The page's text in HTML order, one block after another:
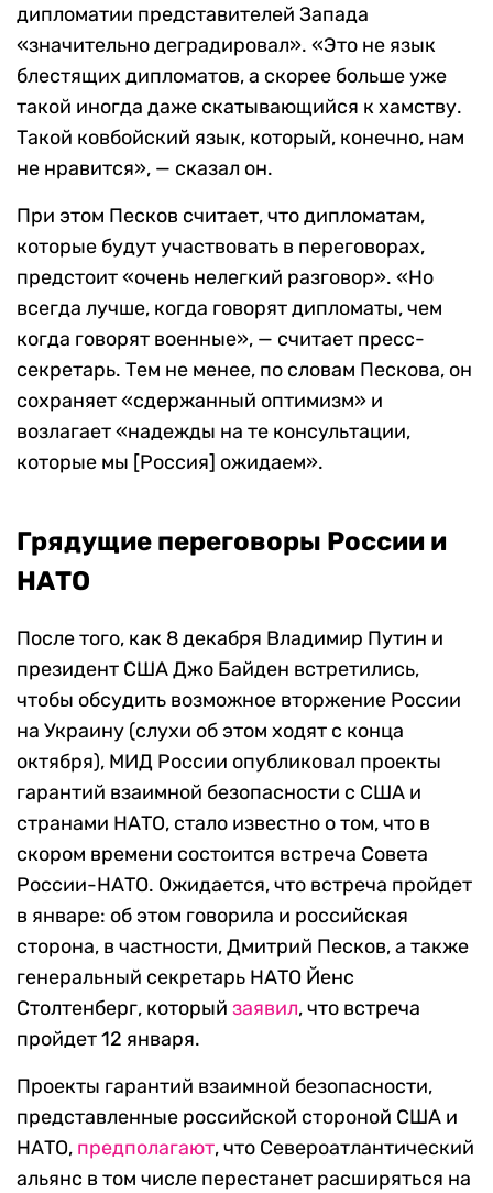
дипломатии представителей Запада
«значительно деградировал». «Это не язык
блестящих дипломатов, а скорее больше уже
такой иногда даже скатывающийся к хамству.
Такой ковбойский язык, который, конечно, нам
не нравится», — сказал он.
При этом Песков считает, что дипломатам,
которые будут участвовать в переговорах,
предстоит «очень нелегкий разговор». «Но
всегда лучше, когда говорят дипломаты, чем
когда говорят военные», — считает пресс-
секретарь. Тем не менее, по словам Пескова, он
сохраняет «сдержанный оптимизм» и
возлагает «надежды на те консультации,
которые мы [Россия] ожидаем».
Грядущие переговоры России и
НАТО
После того, как 8 декабря Владимир Путин и
президент США Джо Байден встретились,
чтобы обсудить возможное вторжение России
на Украину (слухи об этом ходят с конца
октября), МИД России опубликовал проекты
гарантий взаимной безопасности с США и
странами НАТО, стало известно о том, что в
скором времени состоится встреча Совета
России-НАТО. Ожидается, что встреча пройдет
в январе: об этом говорила и российская
сторона, в частности, Дмитрий Песков, а также
генеральный секретарь НАТО Йенс
Столтенберг, который заявил, что встреча
пройдет 12 января.
Проекты гарантий взаимной безопасности,
представленные российской стороной США и
НАТО, предполагают, что Североатлантический
альянс в том числе перестанет расширяться на